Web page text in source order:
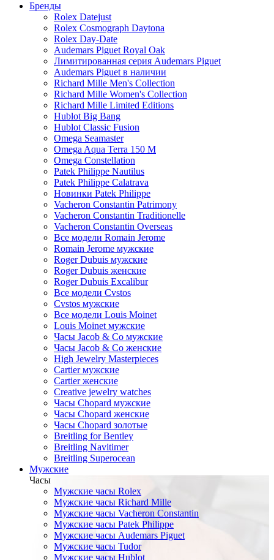
Бренды
Rolex Datejust
Rolex Cosmograph Daytona
Rolex Day-Date
Audemars Piguet Royal Oak
Лимитированная серия Audemars Piguet
Audemars Piguet в наличии
Richard Mille Men's Collection
Richard Mille Women's Collection
Richard Mille Limited Editions
Hublot Big Bang
Hublot Classic Fusion
Omega Seamaster
Omega Aqua Terra 150 M
Omega Constellation
Patek Philippe Nautilus
Patek Philippe Calatrava
Новинки Patek Philippe
Vacheron Constantin Patrimony
Vacheron Constantin Traditionelle
Vacheron Constantin Overseas
Все модели Romain Jerome
Romain Jerome мужские
Roger Dubuis мужские
Roger Dubuis женские
Roger Dubuis Excalibur
Все модели Cvstos
Cvstos мужские
Все модели Louis Moinet
Louis Moinet мужские
Часы Jacob & Co мужские
Часы Jacob & Co женские
High Jewelry Masterpieces
Cartier мужские
Cartier женские
Creative jewelry watches
Часы Chopard мужские
Часы Сhopard женские
Часы Сhopard золотые
Breitling for Bentley
Breitling Navitimer
Breitling Superocean
Мужские
Часы
Мужские часы Rolex
Мужские часы Richard Mille
Мужские часы Vacheron Constantin
Мужские часы Patek Philippe
Мужские часы Audemars Piguet
Мужские часы Tudor
Мужские часы Hublot